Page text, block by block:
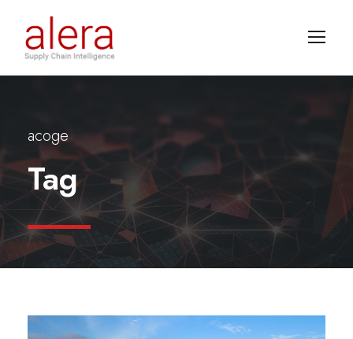
acoge
Tag